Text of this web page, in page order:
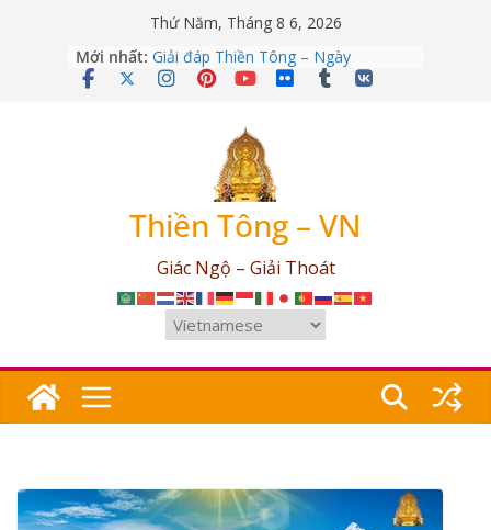
Thứ Năm, Tháng 8 6, 2026
Mới nhất: Giải đáp Thiền Tông – Ngày
12/04/2026
Giải đáp Thiền Tông – Ngày
25/07/2026
Giải đáp Thiền Tông – Ngày
17/06/2026
Giải đáp Thiền Tông – Ngày
Thiền Tông – VN
Giác Ngộ – Giải Thoát